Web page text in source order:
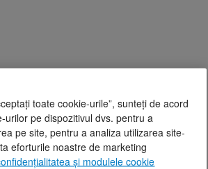
toate cookie-urile”, sunteți de acord
urilor pe dispozitivul dvs. pentru a
pe site, pentru a analiza utilizarea site-
eforturile noastre de marketing
și modulele cookie